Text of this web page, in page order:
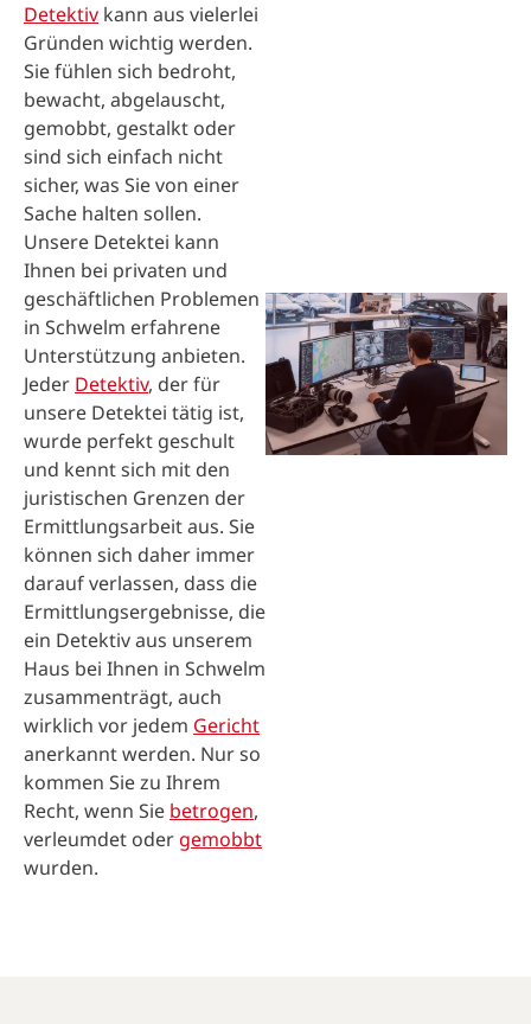
Detektiv kann aus vielerlei
Gründen wichtig werden.
Sie fühlen sich bedroht,
bewacht, abgelauscht,
gemobbt, gestalkt oder
sind sich einfach nicht
sicher, was Sie von einer
Sache halten sollen.
Unsere Detektei kann
Ihnen bei privaten und
geschäftlichen Problemen
in Schwelm erfahrene
Unterstützung anbieten.
Jeder Detektiv, der für
unsere Detektei tätig ist,
wurde perfekt geschult
und kennt sich mit den
juristischen Grenzen der
Ermittlungsarbeit aus. Sie
können sich daher immer
darauf verlassen, dass die
Ermittlungsergebnisse, die
ein Detektiv aus unserem
Haus bei Ihnen in Schwelm
zusammenträgt, auch
wirklich vor jedem Gericht
anerkannt werden. Nur so
kommen Sie zu Ihrem
Recht, wenn Sie betrogen,
verleumdet oder gemobbt
wurden.